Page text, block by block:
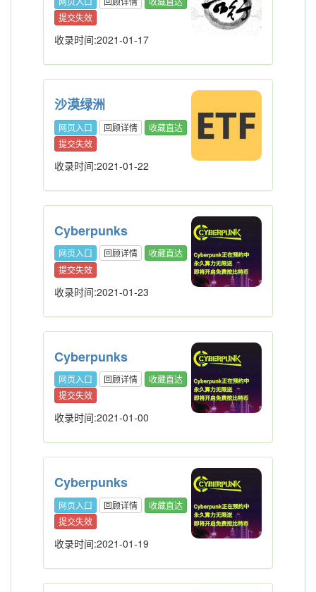
提交失效
收录时间:2021-01-17
沙漠绿洲
网页入口 回顾详情
收藏直达
提交失效
收录时间:2021-01-22
Cyberpunks
网页入口 回顾详情
收藏直达
提交失效
收录时间:2021-01-23
Cyberpunks
网页入口 回顾详情
收藏直达
提交失效
收录时间:2021-01-00
Cyberpunks
网页入口 回顾详情
收藏直达
提交失效
收录时间:2021-01-19